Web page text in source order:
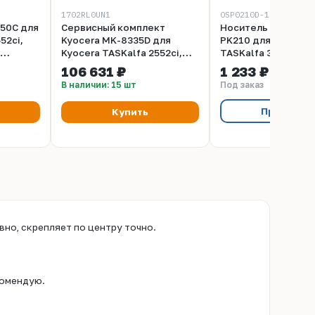
для
1702RL0UN1
Сервисный комплект
Kyocera MK-8335D для
Kyocera TASKalfa 2552ci,
3252ci
106 631 ₽
В наличии: 15 шт
Купить
OSP0210D-100
Носитель
PK210 для
TASKalfa 3252ci/
(Japan), 100г/бут,
OSP0210D-100
1 233 ₽
Под заказ
скрепляет по центру точно.